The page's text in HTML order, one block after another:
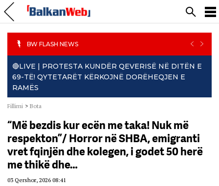
BW FLASH NEWS
🔴LIVE | PROTESTA KUNDËR QEVERISË NË DITËN E
69-TË! QYTETARËT KËRKOJNË DORËHEQJEN E
RAMËS
NEXT
Fillimi > Bota
“Më bezdis kur ecën me taka! Nuk më
respekton”/ Horror në SHBA, emigranti
vret fqinjën dhe kolegen, i godet 50 herë
me thikë dhe…
03 Qershor, 2026 08:41